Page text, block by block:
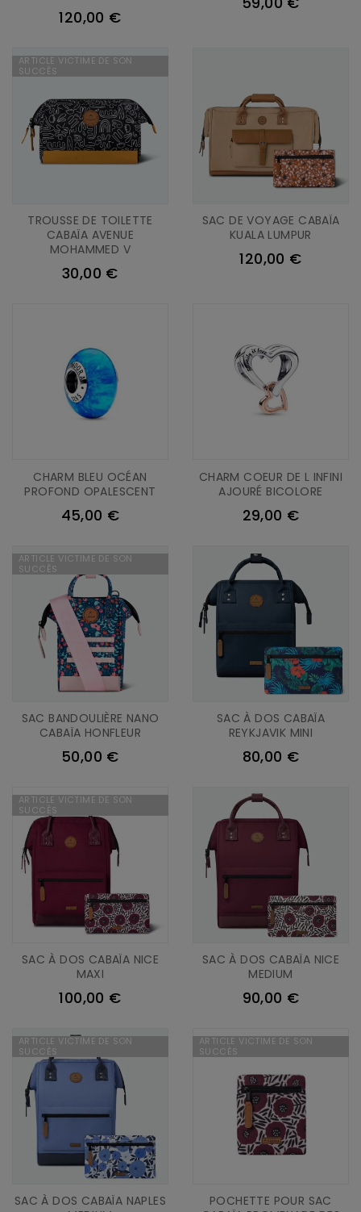
120,00 €
TROUSSE DE TOILETTE
CABAÏA AVENUE
MOHAMMED V
30,00 €
ARTICLE VICTIME DE SON
SUCCÈS
SAC DE VOYAGE CABAÏA
KUALA LUMPUR
120,00 €
CHARM BLEU OCÉAN
PROFOND OPALESCENT
45,00 €
CHARM COEUR DE L INFINI
AJOURÉ BICOLORE
29,00 €
SAC BANDOULIÈRE NANO
CABAÏA HONFLEUR
50,00 €
ARTICLE VICTIME DE SON
SUCCÈS
SAC À DOS CABAÏA
REYKJAVIK MINI
80,00 €
SAC À DOS CABAÏA NICE
MAXI
100,00 €
ARTICLE VICTIME DE SON
SUCCÈS
SAC À DOS CABAÏA NICE
MEDIUM
90,00 €
SAC À DOS CABAÏA NAPLES
ARTICLE VICTIME DE SON
SUCCÈS
POCHETTE POUR SAC
ARTICLE VICTIME DE SON
SUCCÈS